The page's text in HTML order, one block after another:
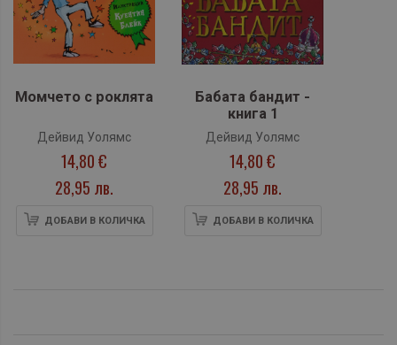
Момчето с роклята
Дейвид Уолямс
14,80 €
28,95 лв.
ДОБАВИ В КОЛИЧКА
Бабата бандит -
книга 1
Дейвид Уолямс
14,80 €
28,95 лв.
ДОБАВИ В КОЛИЧКА